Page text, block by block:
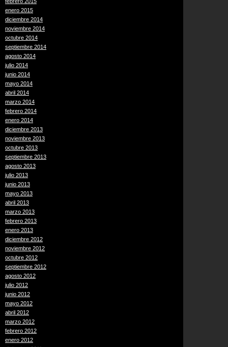
enero 2015
diciembre 2014
noviembre 2014
octubre 2014
septiembre 2014
agosto 2014
julio 2014
junio 2014
mayo 2014
abril 2014
marzo 2014
febrero 2014
enero 2014
diciembre 2013
noviembre 2013
octubre 2013
septiembre 2013
agosto 2013
julio 2013
junio 2013
mayo 2013
abril 2013
marzo 2013
febrero 2013
enero 2013
diciembre 2012
noviembre 2012
octubre 2012
septiembre 2012
agosto 2012
julio 2012
junio 2012
mayo 2012
abril 2012
marzo 2012
febrero 2012
enero 2012